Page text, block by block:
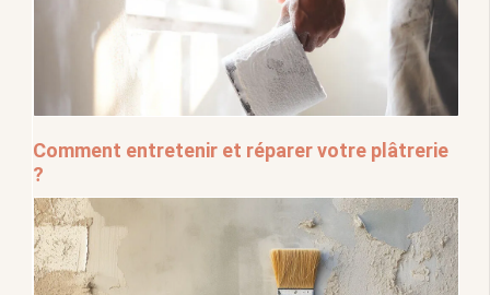
Comment entretenir et réparer votre plâtrerie
?